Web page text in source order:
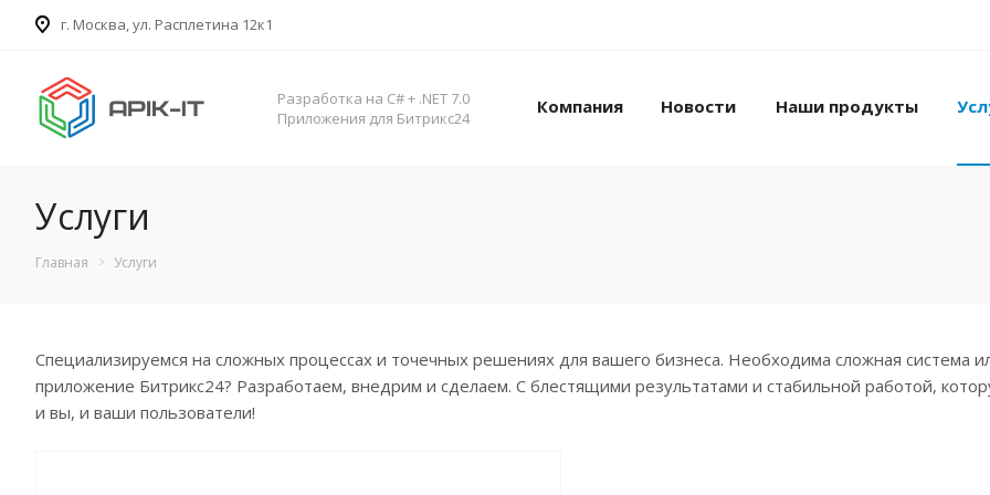
​г. Москва, ул. Расплетина 12к1
Разработка на C# + .NET 7.0
Приложения для Битрикс24
Компания Новости Наши продукты
Услуги
Главная Услуги
Специализируемся на сложных процессах и точечных решениях для вашего бизнеса. Необходима сложная система
приложение Битрикс24? Разработаем, внедрим и сделаем. С блестящими результатами и стабильной работой,
и вы, и ваши пользователи!